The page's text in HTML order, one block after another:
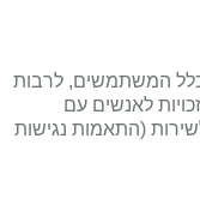
המשתמשים, לרבות
לאנשים עם
הנגישות לשירות (התאמות נגישות